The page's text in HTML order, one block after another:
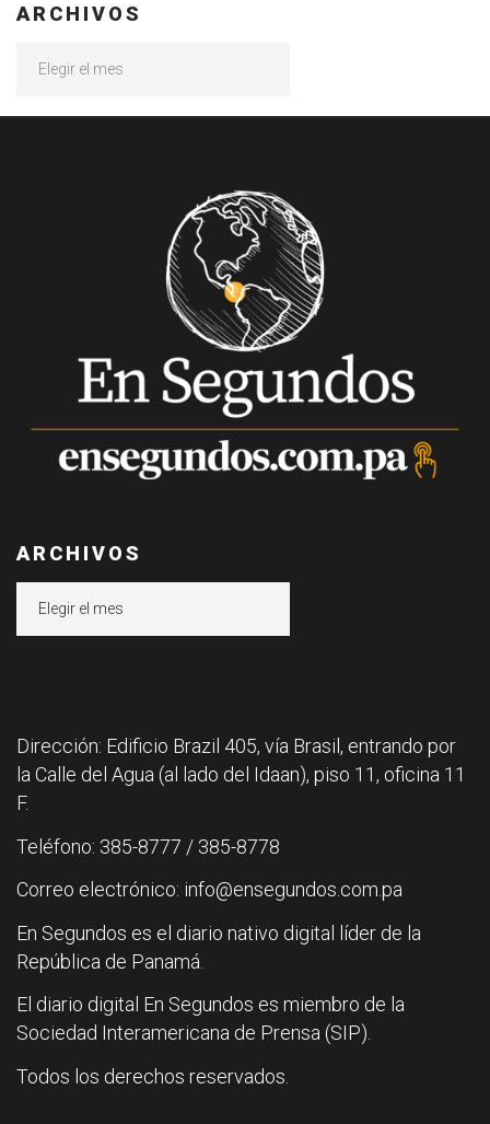
ARCHIVOS
ARCHIVOS
Dirección: Edificio Brazil 405, vía Brasil, entrando por
la Calle del Agua (al lado del Idaan), piso 11, oficina 11
F.
Teléfono: 385-8777 / 385-8778
Correo electrónico: info@ensegundos.com.pa
En Segundos es el diario nativo digital líder de la
República de Panamá.
El diario digital En Segundos es miembro de la
Sociedad Interamericana de Prensa (SIP).
Todos los derechos reservados.